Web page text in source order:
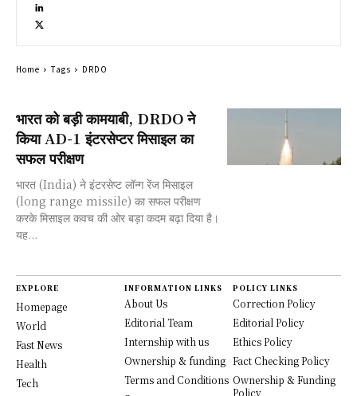
भारत को बड़ी कामयाबी, DRDO ने
किया AD-1 इंटरसेप्टर मिसाइल का
सफल परीक्षण
भारत (India) ने इंटरसेप्ट लॉन्ग रेंज मिसाइल
(long range missile) का सफल परीक्षण
करके मिसाइल कवच की ओर बड़ा कदम बढ़ा दिया है।
यह...
Home Tags DRDO
EXPLORE
Homepage
World
Fast News
Health
Tech
INFORMATION LINKS
About Us
Editorial Team
Internship with us
Ownership & funding
Terms and Conditions
POLICY LINKS
Correction Policy
Editorial Policy
Ethics Policy
Fact Checking Policy
Ownership & Funding
Policy